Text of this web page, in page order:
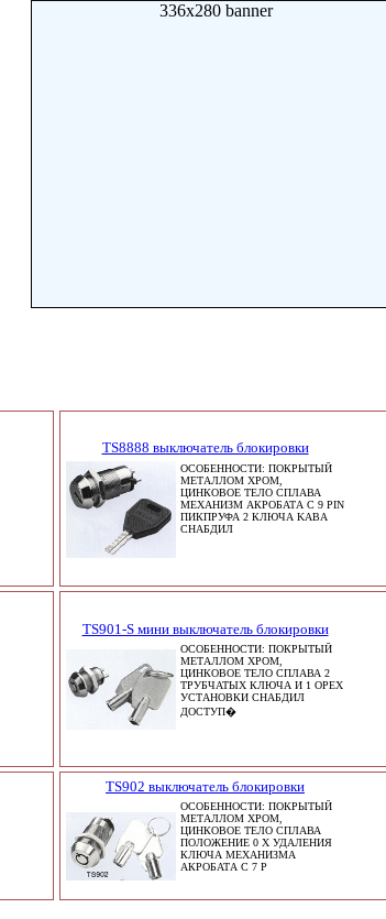
336x280 banner
TS8888 выключатель блокировки
ОСОБЕННОСТИ: ПОКРЫТЫЙ
МЕТАЛЛОМ ХРОМ,
ЦИНКОВОЕ ТЕЛО СПЛАВА
МЕХАНИЗМ АКРОБАТА С 9 PIN
ПИКПРУФА 2 КЛЮЧА KABA
СНАБДИЛ
TS901-S мини выключатель блокировки
ОСОБЕННОСТИ: ПОКРЫТЫЙ
МЕТАЛЛОМ ХРОМ,
ЦИНКОВОЕ ТЕЛО СПЛАВА 2
ТРУБЧАТЫХ КЛЮЧА И 1 ОРЕХ
УСТАНОВКИ СНАБДИЛ
ДОСТУП�
TS902 выключатель блокировки
ОСОБЕННОСТИ: ПОКРЫТЫЙ
МЕТАЛЛОМ ХРОМ,
ЦИНКОВОЕ ТЕЛО СПЛАВА
ПОЛОЖЕНИЕ 0 X УДАЛЕНИЯ
КЛЮЧА МЕХАНИЗМА
АКРОБАТА С 7 P